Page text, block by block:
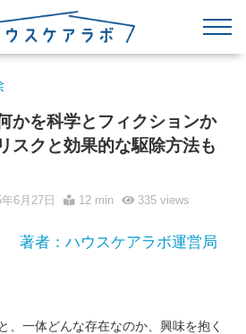
かを科学とフィクションか
スクと効果的な駆除方法も
6月27日 12 min 335views
著者：ハウスケアラボ運営局
、一体どんな存在なのか、興味を抱く